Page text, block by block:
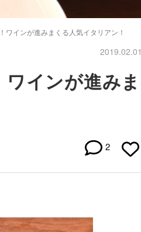
インが進みまくる人気イタリアン！
2019.02.01
インが進みま
2